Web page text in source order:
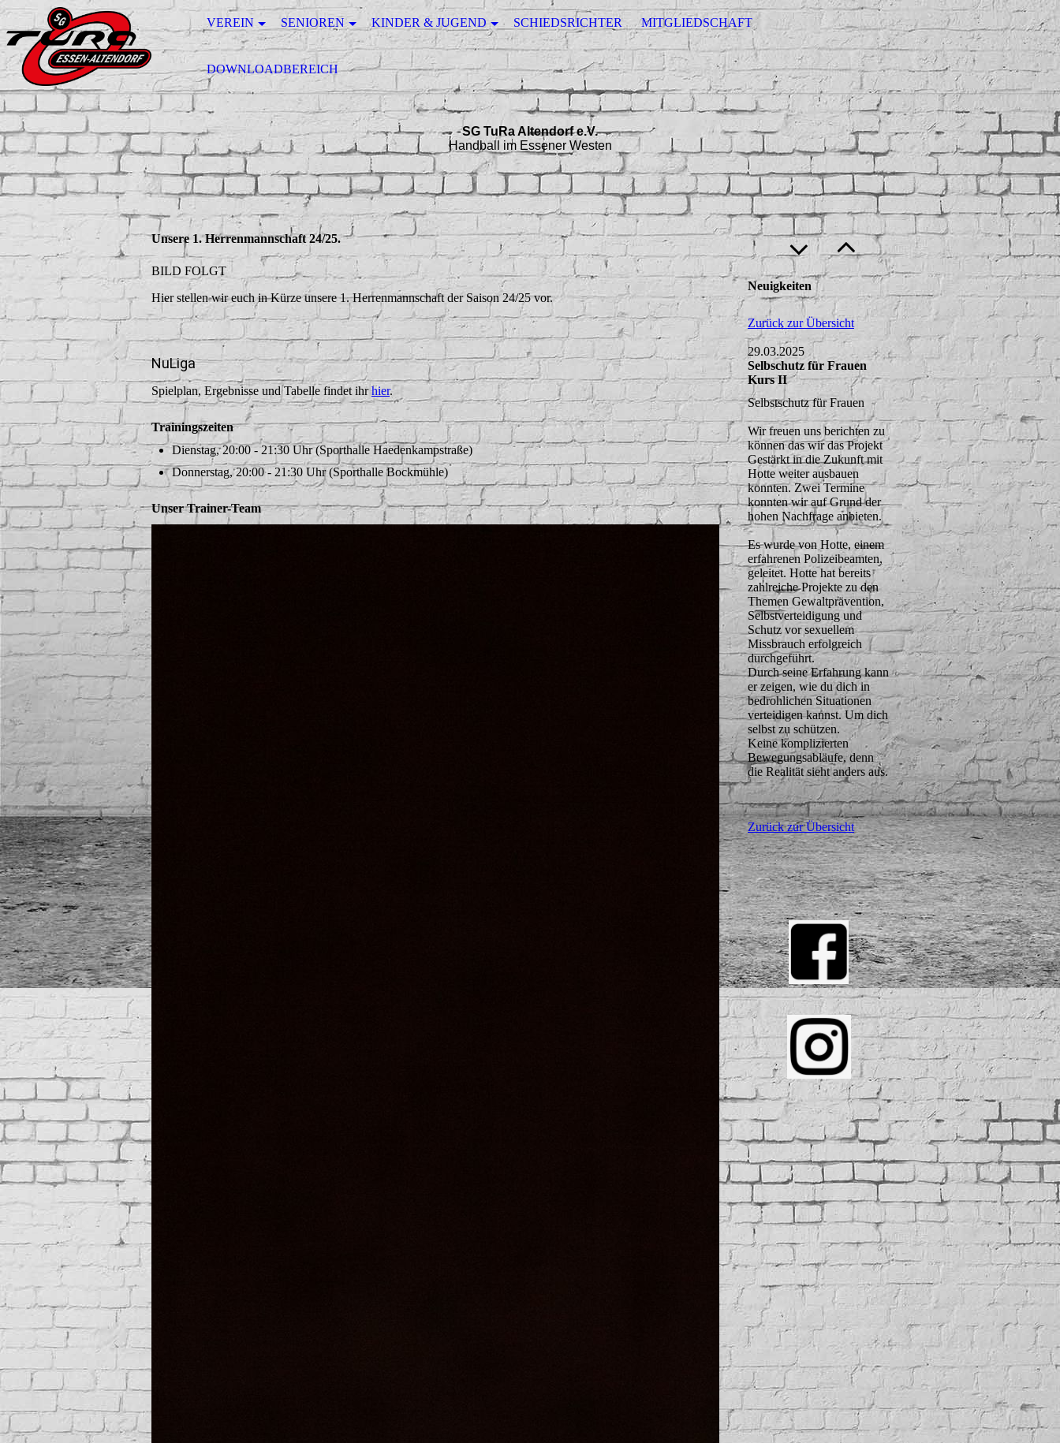
VEREIN SENIOREN KINDER & JUGEND SCHIEDSRICHTER MITGLIEDSCHAFT
DOWNLOADBEREICH
SG TuRa Altendorf e.V.
Handball im Essener Westen
Unsere 1. Herrenmannschaft 24/25.
BILD FOLGT
Hier stellen wir euch in Kürze unsere 1. Herrenmannschaft der Saison 24/25 vor.
NuLiga
Spielplan, Ergebnisse und Tabelle findet ihrhier.
Trainingszeiten
Dienstag, 20:00 - 21:30 Uhr (Sporthalle Haedenkampstraße)
Donnerstag, 20:00 - 21:30 Uhr (Sporthalle Bockmühle)
Unser Trainer-Team
Neuigkeiten
Zurück zur Übersicht
29.03.2025
Selbschutz für Frauen
Kurs II
Selbstschutz für Frauen
Wir freuen uns berichten zu
können das wir das Projekt
Gestärkt in die Zukunft mit
Hotte weiter ausbauen
konnten. Zwei Termine
konnten wir auf Grund der
hohen Nachfrage anbieten.
Es wurde von Hotte, einem
erfahrenen Polizeibeamten,
geleitet. Hotte hat bereits
zahlreiche Projekte zu den
Themen Gewaltprävention,
Selbstverteidigung und
Schutz vor sexuellem
Missbrauch erfolgreich
durchgeführt.
Durch seine Erfahrung kann
er zeigen, wie du dich in
bedrohlichen Situationen
verteidigen kannst. Um dich
selbst zu schützen.
Keine komplizierten
Bewegungsabläufe, denn
die Realität sieht anders aus.
Zurück zur Übersicht